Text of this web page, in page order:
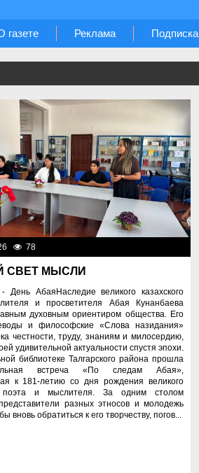
газете Реклама Подписка
78
СВЕТ МЫСЛИ
- День АбаяНаследие великого казахского
и просветителя Абая Кунанбаева
духовным ориентиром общества. Его
и философские «Слова назидания»
честности, труду, знаниям и милосердию,
удивительной актуальности спустя эпохи.
библиотеке Талгарского района прошла
встреча «По следам Абая»,
к 181-летию со дня рождения великого
поэта и мыслителя. За одним столом
разных этносов и молодежь
вновь обратиться к его творчеству, погов...